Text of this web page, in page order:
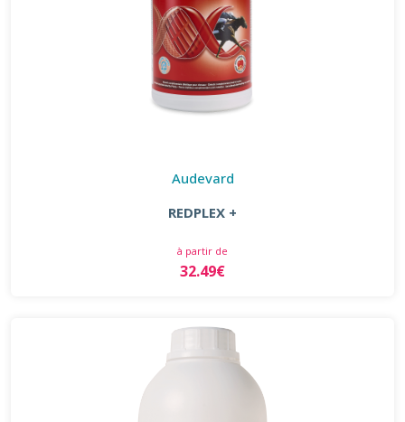
Audevard
REDPLEX +
à partir de
32.49€